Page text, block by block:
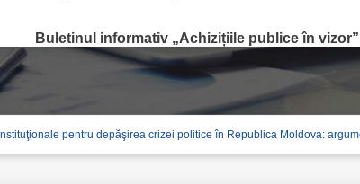
Buletinul informativ „Achizițiile publice în
pentru
pentru depăşirea crizei politice în Republica Moldova: